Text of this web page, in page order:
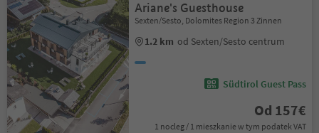
Ariane's Guesthouse
Sexten/Sesto, Dolomites Region 3 Zinnen
1.2 km od Sexten/Sesto centrum
Südtirol Guest Pass
Od 157€
1 nocleg / 1 mieszkanie w tym podatek VAT